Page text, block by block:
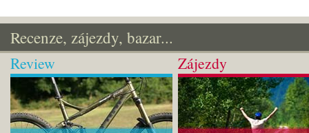
Recenze, zájezdy, bazar...
Review Zájezdy